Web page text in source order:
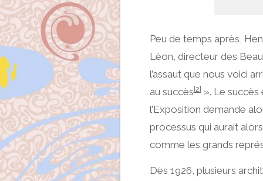
Peu de temps après,
Léon, directeur des
l’assaut que nous voici
au succès[2]». Le succès
l’Exposition demande
processus qui aurait
comme les grands
Dès 1926, plusieurs